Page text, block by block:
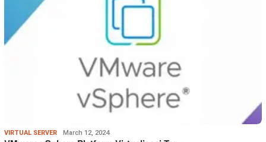
VIRTUAL SERVER March 12, 2024